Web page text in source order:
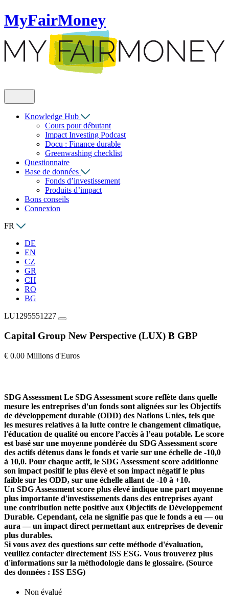
MyFairMoney
Knowledge Hub
Cours pour débutant
Impact Investing Podcast
Docu : Finance durable
Greenwashing checklist
Questionnaire
Base de données
Fonds d’investissement
Produits d’impact
Bons conseils
Connexion
FR
DE
EN
CZ
GR
CH
RO
BG
LU1295551227
Capital Group New Perspective (LUX) B GBP
€ 0.00 Millions d'Euros
SDG Assessment Le SDG Assessment score reflète dans quelle
mesure les entreprises d'un fonds sont alignées sur les Objectifs
de développement durable (ODD) des Nations Unies, tels que
les mesures relatives à la lutte contre le changement climatique,
l'éducation de qualité ou encore l’accès à l’eau potable. Le score
est basé sur une moyenne pondérée du SDG Assessment score
des actifs détenus dans le fonds et varie sur une échelle de -10,0
à 10,0. Pour chaque actif, le SDG Assessment score additionne
son impact positif le plus élevé et son impact négatif le plus
faible sur les ODD, sur une échelle allant de -10 à +10.
Un SDG Assessment score plus élevé indique une part moyenne
plus importante d'investissements dans des entreprises ayant
une contribution nette positive aux Objectifs de Développement
Durable. Cependant, cela ne signifie pas que le fonds a eu — ou
aura — un impact direct permettant aux entreprises de devenir
plus durables.
Si vous avez des questions sur cette méthode d'évaluation,
veuillez contacter directement ISS ESG. Vous trouverez plus
d'informations sur la méthodologie dans le glossaire. (Source
des données : ISS ESG)
Non évalué